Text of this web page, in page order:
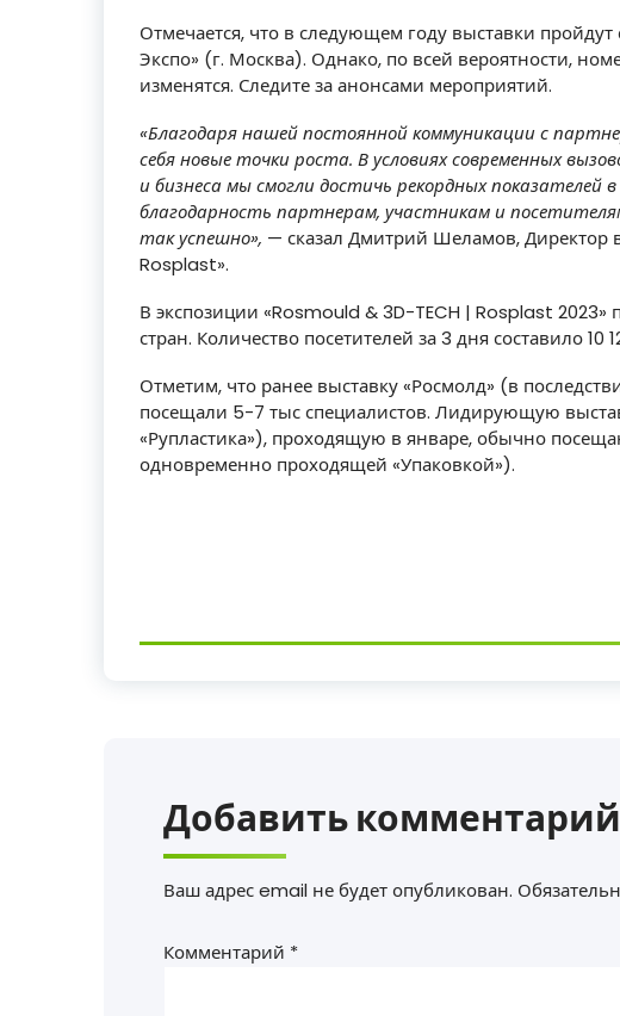
Отмечается, что в следующем году выставки
Экспо» (г. Москва). Однако, по всей вероятности,
изменятся. Следите за анонсами мероприятий.
«Благодаря нашей постоянной коммуникации с
себя новые точки роста. В условиях современных
и бизнеса мы смогли достичь рекордных показателей
благодарность партнерам, участникам и
так успешно», — сказал Дмитрий Шеламов, Директор
Rosplast».
В экспозиции «Rosmould & 3D-TECH | Rosplast 2023»
стран. Количество посетителей за 3 дня составило 10
Отметим, что ранее выставку «Росмолд» (в
посещали 5-7 тыс специалистов. Лидирующую
«Рупластика»), проходящую в январе, обычно
одновременно проходящей «Упаковкой»).
Добавить комментарий
Ваш адрес email не будет опубликован.
Комментарий *